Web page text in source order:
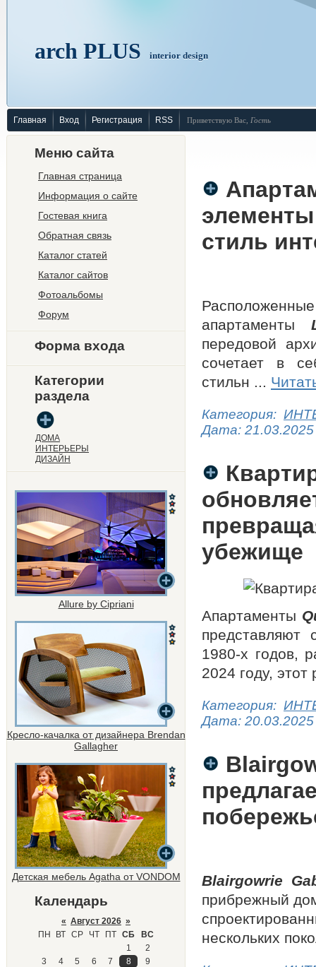
arch PLUS interior design
Главная Вход Регистрация RSS Приветствую Вас Гость
Меню сайта
Главная страница
Информация о сайте
Гостевая книга
Обратная связь
Каталог статей
Каталог сайтов
Фотоальбомы
Форум
Форма входа
Категории
раздела
ДОМА
ИНТЕРЬЕРЫ
ДИЗАЙН
Allure by Cipriani
Кресло-качалка от дизайнера Brendan
Gallagher
Детская мебель Agatha от VONDOM
Календарь
« Август 2026 »
ПН
ВТ СР ЧТ ПТ СБ
ВС
1
2
3
4 5 6 7 8
9
стиль
апартаменты
передовой
сочетает в
стильн ...
Категория:
Дата: 21.03.2025
убежище
Апартаменты
представляют
1980-х годов,
2024 году,
Категория:
Дата: 20.03.2025
Blairgowrie
прибрежный
нескольких